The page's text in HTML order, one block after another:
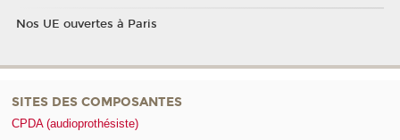
Nos UE ouvertes à Paris
SITES DES COMPOSANTES
CPDA (audioprothésiste)